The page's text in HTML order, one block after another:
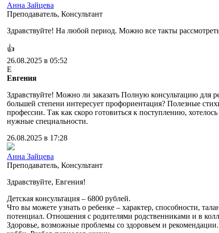
Анна Зайцева
Преподаватель, Консультант
Здравствуйте! На любой период. Можно все такты
👍
26.08.2025 в 05:52
Е
Евгения
Здравствуйте! Можно ли заказать Полную консультацию для
большей степени интересует профориентация? Полезные
профессии. Так как скоро готовиться к поступлению,
нужные специальности.
26.08.2025 в 17:28
Анна Зайцева
Преподаватель, Консультант
Здравствуйте, Евгения!
Детская консультация – 6800 рублей.
Что вы можете узнать о ребенке – характер, способности,
потенциал. Отношения с родителями родственниками и в
Здоровье, возможные проблемы со здоровьем и